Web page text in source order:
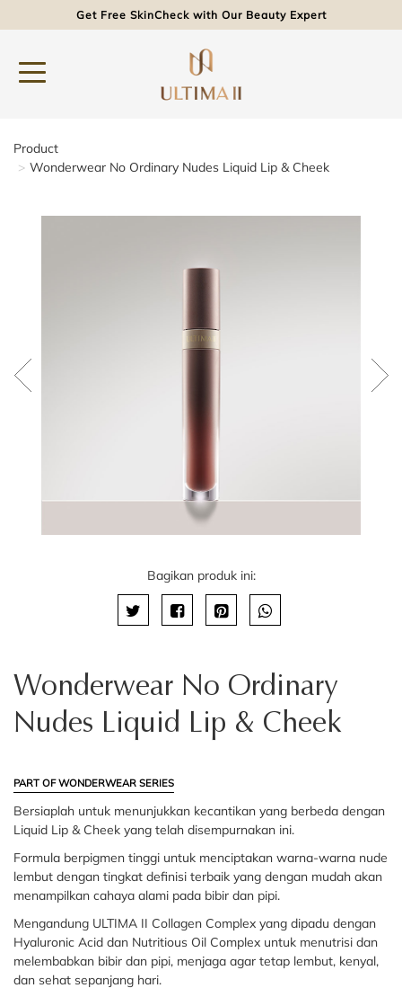
Get Free SkinCheck with Our Beauty Expert
Product
Wonderwear No Ordinary Nudes Liquid Lip & Cheek
Bagikan produk ini:
Wonderwear No Ordinary
Nudes Liquid Lip & Cheek
PART OF WONDERWEAR SERIES
Bersiaplah untuk menunjukkan kecantikan yang berbeda dengan
Liquid Lip & Cheek yang telah disempurnakan ini.
Formula berpigmen tinggi untuk menciptakan warna-warna nude
lembut dengan tingkat definisi terbaik yang dengan mudah akan
menampilkan cahaya alami pada bibir dan pipi.
Mengandung ULTIMA II Collagen Complex yang dipadu dengan
Hyaluronic Acid dan Nutritious Oil Complex untuk menutrisi dan
melembabkan bibir dan pipi, menjaga agar tetap lembut, kenyal,
dan sehat sepanjang hari.